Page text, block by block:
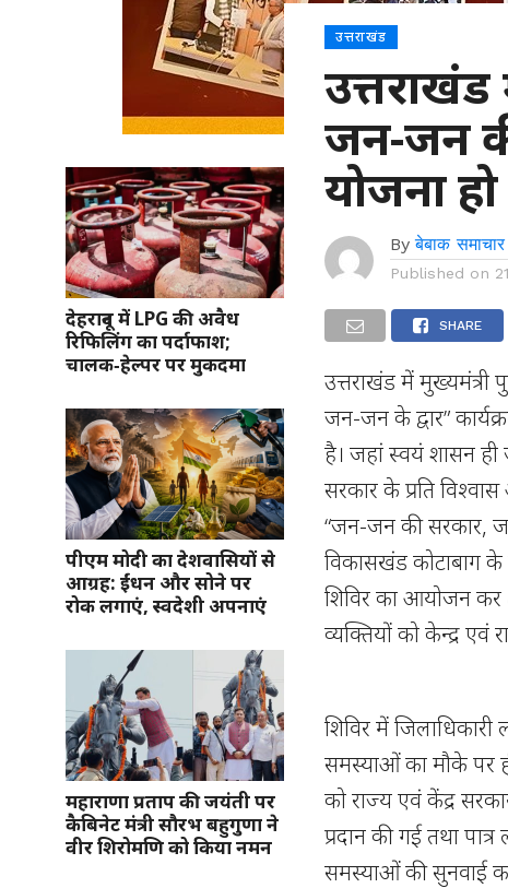
देहरादून में LPG की अवैध
रिफिलिंग का पर्दाफाश;
चालक‑हेल्पर पर मुकदमा
पीएम मोदी का देशवासियों से
आग्रह: ईंधन और सोने पर
रोक लगाएं, स्वदेशी अपनाएं
महाराणा प्रताप की जयंती पर
कैबिनेट मंत्री सौरभ बहुगुणा ने
वीर शिरोमणि को किया नमन
उत्तराखंड
जन-जन
योजना
By बेबाक
Published on
SHARE
उत्तराखंड में
जन-जन के द्वार”
है। जहां स्वयं शासन
सरकार के प्रति
“जन-जन की सरकार,
विकासखंड कोटाबाग
शिविर का आयोजन कर
व्यक्तियों को केन्द्र एवं
शिविर में
समस्याओं का मौके पर
को राज्य एवं केंद्र
प्रदान की गई तथा
समस्याओं की सुनवाई कर